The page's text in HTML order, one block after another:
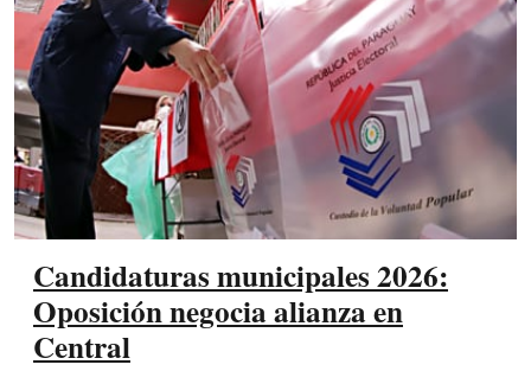
Candidaturas municipales 2026:
Oposición negocia alianza en
Central